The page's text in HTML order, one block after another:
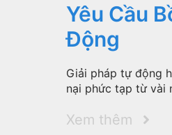
Yêu Cầu
Động
Giải pháp tự động
nại phức tạp từ vài
Xem thêm